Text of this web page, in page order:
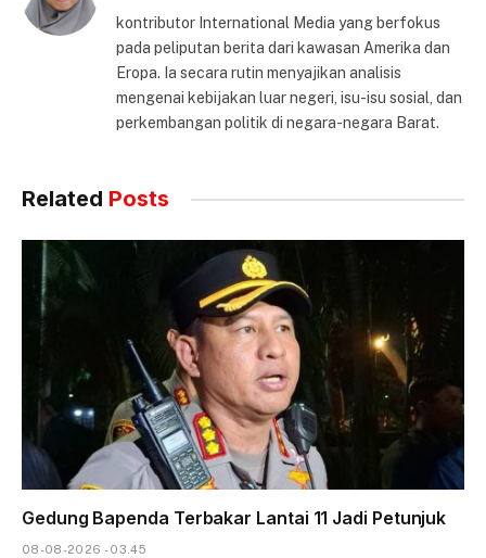
kontributor International Media yang berfokus
pada peliputan berita dari kawasan Amerika dan
Eropa. Ia secara rutin menyajikan analisis
mengenai kebijakan luar negeri, isu-isu sosial, dan
perkembangan politik di negara-negara Barat.
Related Posts
Gedung Bapenda Terbakar Lantai 11 Jadi Petunjuk
08-08-2026 - 03.45